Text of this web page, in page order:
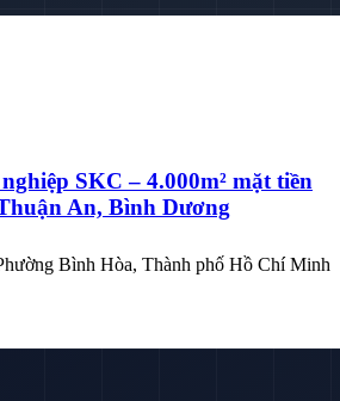
SKC – 4.000m² mặt tiền
An, Bình Dương
Bình Hòa, Thành phố Hồ Chí Minh